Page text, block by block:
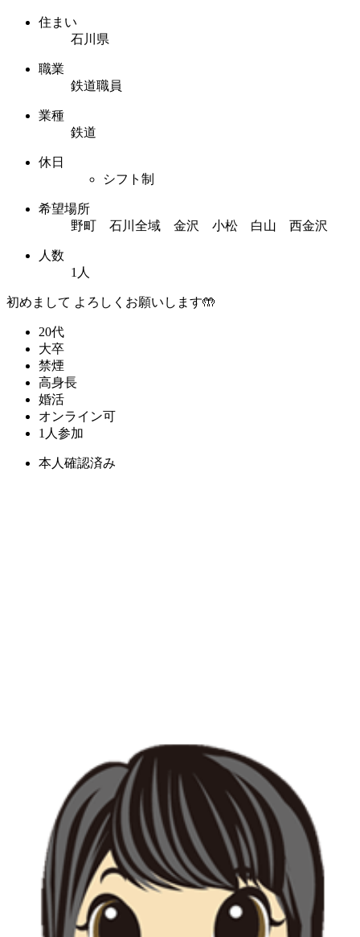
住まい
石川県
職業
鉄道職員
業種
鉄道
休日
シフト制
希望場所
野町 石川全域 金沢 小松 白山 西金沢
人数
1人
初めまして よろしくお願いします🤲
20代
大卒
禁煙
高身長
婚活
オンライン可
1人参加
本人確認済み